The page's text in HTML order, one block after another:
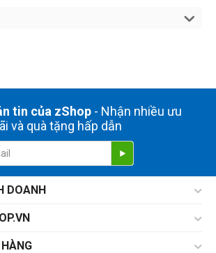
tin của zShop- Nhận nhiều ưu
và quà tặng hấp dẫn
DOANH